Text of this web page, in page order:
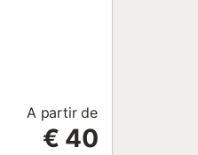
A partir de
€ 40